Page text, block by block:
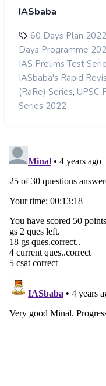
IASbaba
60 Days Plan 2022
Days Programme
IAS Prelims Test
IASbaba's Rapid
(RaRe) Series, UPSC
Series 2022